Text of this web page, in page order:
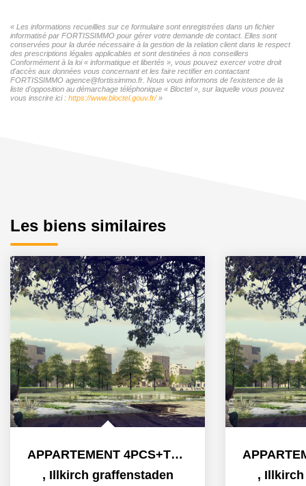
« Les informations recueillies sur ce formulaire sont enregistrées dans un fichier
informatisé par FORTISSIMMO pour gérer votre demande de contact. Elles sont
conservées pour la durée nécessaire à la gestion de la relation client dans le respect
des prescriptions légales applicables et sont destinées à nos conseillers
Conformément à la loi « informatique et libertés », vous pouvez exercer votre droit
d'accès aux données vous concernant et les faire rectifier en contactant
FORTISSIMMO agence@fortissimmo.fr. Nous vous informons de l'existence de la
liste d'opposition au démarchage téléphonique « Bloctel », sur laquelle vous pouvez
vous inscrire ici : https://www.bloctel.gouv.fr/»
Les biens similaires
APPARTEMENT 4PCS+TERRASSE
, Illkirch graffenstaden , Illkirch